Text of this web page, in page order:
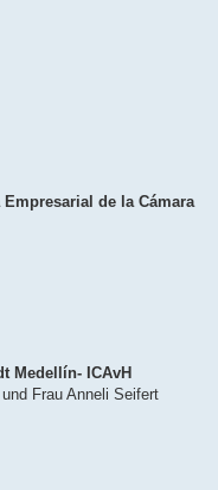
de la Cámara
Medellín- ICAvH
Frau Anneli Seifert